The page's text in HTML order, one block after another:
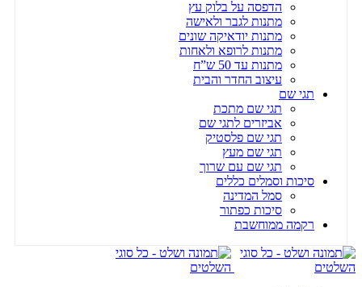
הדפסה על בלוק עץ
מתנות לגבר ולאישה
מתנות יודאיקה שונים
מתנות לרופא ולאחות
מתנות עד 50 ש”ח
עיצוב החדר והבית
תגי שם
תגי שם מתכת
אביזרים לתגי שם
תגי שם פלסטיק
תגי שם מעץ
תגי שם עם שרוך
סיכות וסמלים כללים
סמל המדינה
סיכות כפתור
רקמה ממוחשבת